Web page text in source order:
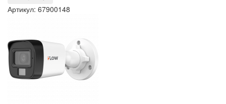
Артикул: 67900148